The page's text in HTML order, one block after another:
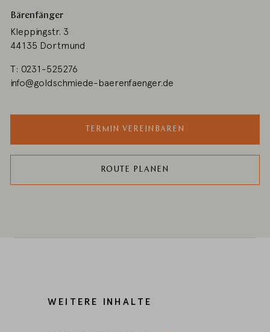
Bärenfänger
Kleppingstr. 3
44135 Dortmund
T: 0231-525276
info@goldschmiede-baerenfaenger.de
TERMIN VEREINBAREN
ROUTE PLANEN
WEITERE INHALTE